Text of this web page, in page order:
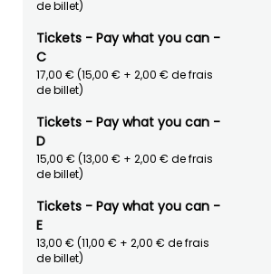
de billet)
Tickets - Pay what you can -
C
17,00 € (15,00 € + 2,00 € de frais
de billet)
Tickets - Pay what you can -
D
15,00 € (13,00 € + 2,00 € de frais
de billet)
Tickets - Pay what you can -
E
13,00 € (11,00 € + 2,00 € de frais
de billet)